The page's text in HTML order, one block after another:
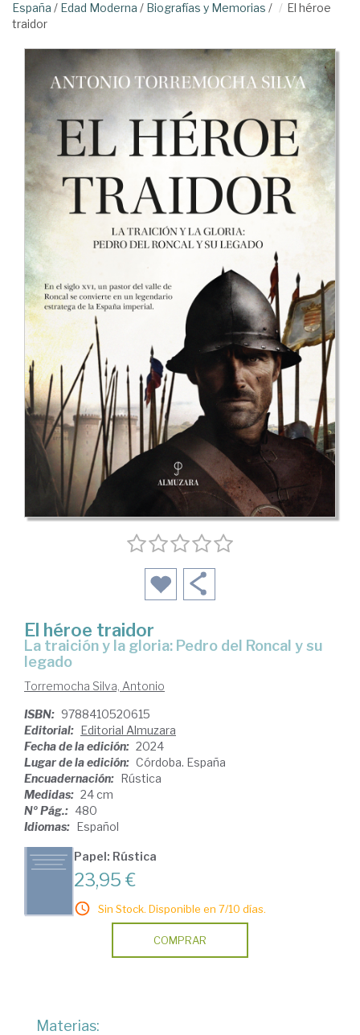
España / Edad Moderna / Biografías y Memorias /
El héroe
traidor
El héroe traidor
La traición y la gloria: Pedro del Roncal y su
legado
Torremocha Silva, Antonio
ISBN: 9788410520615
Editorial: Editorial Almuzara
Fecha de la edición: 2024
Lugar de la edición: Córdoba. España
Encuadernación: Rústica
Medidas: 24 cm
Nº Pág.: 480
Idiomas: Español
Papel: Rústica
23,95 €
Sin Stock. Disponible en 7/10 días.
COMPRAR
Materias: